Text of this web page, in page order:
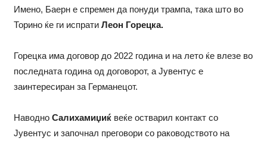
Имено, Баерн е спремен да понуди трампа, така што во
Торино ќе ги испрати Леон Горецка.
Горецка има договор до 2022 година и на лето ќе влезе во
последната година од договорот, а Јувентус е
заинтересиран за Германецот.
Наводно Салихамиџиќвеќе остварил контакт со
Јувентус и започнал преговори со раководството на